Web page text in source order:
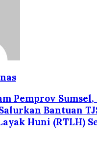
Pemprov
Bantuan
Huni (RTLH)